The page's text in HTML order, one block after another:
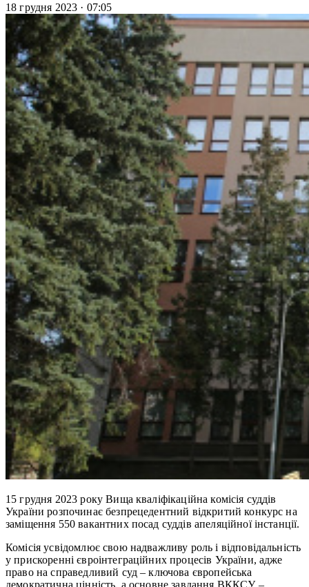
18 грудня 2023 · 07:05
15 грудня 2023 року Вища кваліфікаційна комісія суддів
України розпочинає безпрецедентний відкритий конкурс на
заміщення 550 вакантних посад суддів апеляційної інстанції.
Комісія усвідомлює свою надважливу роль і відповідальність
у прискоренні євроінтеграційних процесів України, адже
право на справедливий суд – ключова європейська
демократична цінність, а основне завдання ВККСУ –